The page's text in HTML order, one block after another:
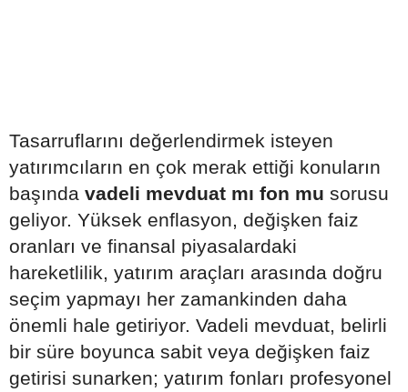
Tasarruflarını değerlendirmek isteyen
yatırımcıların en çok merak ettiği konuların
başında vadeli mevduat mı fon mu sorusu
geliyor. Yüksek enflasyon, değişken faiz
oranları ve finansal piyasalardaki
hareketlilik, yatırım araçları arasında doğru
seçim yapmayı her zamankinden daha
önemli hale getiriyor. Vadeli mevduat, belirli
bir süre boyunca sabit veya değişken faiz
getirisi sunarken; yatırım fonları profesyonel